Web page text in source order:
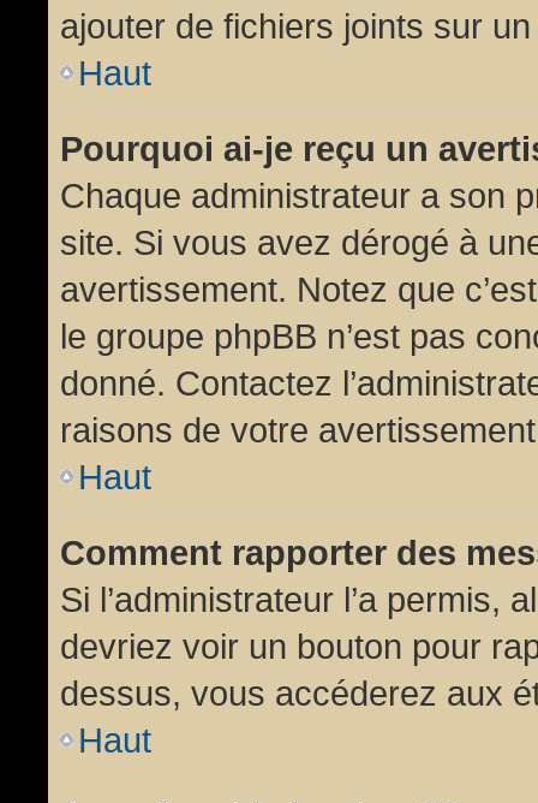
ajouter de fichiers joints sur
Haut
Pourquoi ai-je reçu un
Chaque administrateur a son
site. Si vous avez dérogé à
avertissement. Notez que
le groupe phpBB n’est pas
donné. Contactez
raisons de votre
Haut
Comment rapporter des
Si l’administrateur l’a permis,
devriez voir un bouton pour
dessus, vous accéderez aux
Haut